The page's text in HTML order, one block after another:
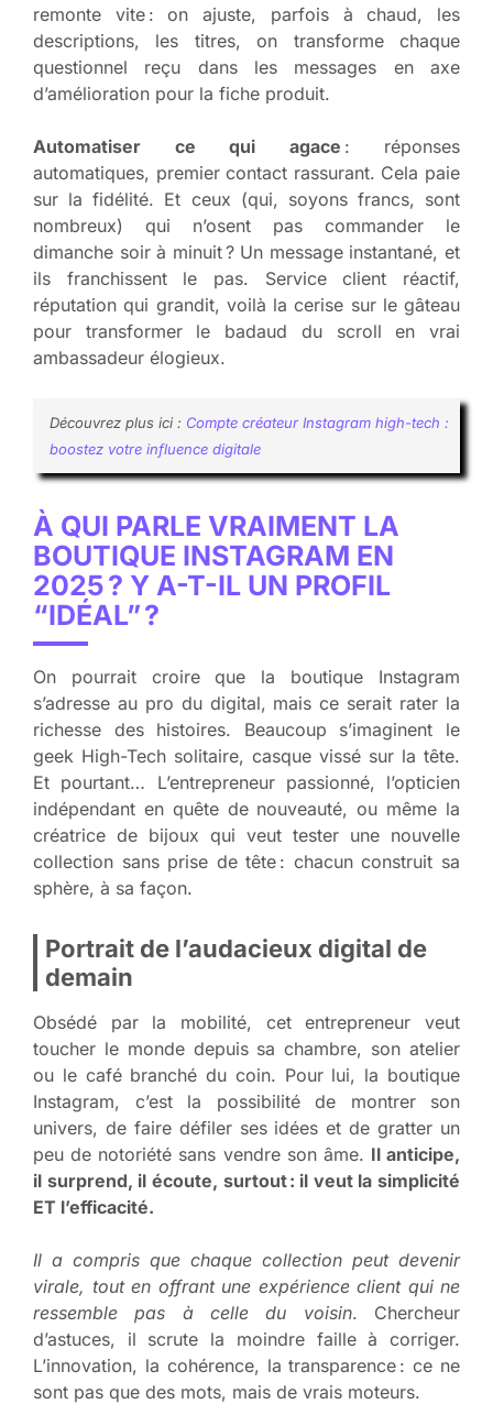
remonte vite : on ajuste, parfois à chaud, les
descriptions, les titres, on transforme chaque
questionnel reçu dans les messages en axe
d’amélioration pour la fiche produit.
Automatiser ce qui agace : réponses
automatiques, premier contact rassurant. Cela paie
sur la fidélité. Et ceux (qui, soyons francs, sont
nombreux) qui n’osent pas commander le
dimanche soir à minuit ? Un message instantané, et
ils franchissent le pas. Service client réactif,
réputation qui grandit, voilà la cerise sur le gâteau
pour transformer le badaud du scroll en vrai
ambassadeur élogieux.
Découvrez plus ici : Compte créateur Instagram high-tech :
boostez votre influence digitale
À QUI PARLE VRAIMENT LA
BOUTIQUE INSTAGRAM EN
2025 ? Y A-T-IL UN PROFIL
“IDÉAL” ?
On pourrait croire que la boutique Instagram
s’adresse au pro du digital, mais ce serait rater la
richesse des histoires. Beaucoup s’imaginent le
geek High-Tech solitaire, casque vissé sur la tête.
Et pourtant… L’entrepreneur passionné, l’opticien
indépendant en quête de nouveauté, ou même la
créatrice de bijoux qui veut tester une nouvelle
collection sans prise de tête : chacun construit sa
sphère, à sa façon.
Portrait de l’audacieux digital de
demain
Obsédé par la mobilité, cet entrepreneur veut
toucher le monde depuis sa chambre, son atelier
ou le café branché du coin. Pour lui, la boutique
Instagram, c’est la possibilité de montrer son
univers, de faire défiler ses idées et de gratter un
peu de notoriété sans vendre son âme. Il anticipe,
il surprend, il écoute, surtout : il veut la simplicité
ET l’efficacité.
Il a compris que chaque collection peut devenir
virale, tout en offrant une expérience client qui ne
ressemble pas à celle du voisin. Chercheur
d’astuces, il scrute la moindre faille à corriger.
L’innovation, la cohérence, la transparence : ce ne
sont pas que des mots, mais de vrais moteurs.